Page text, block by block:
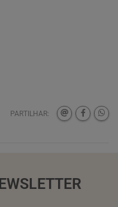
PARTILHAR: